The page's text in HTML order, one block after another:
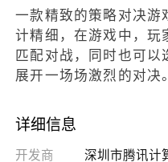
一款精致的策略对决游
计精细，在游戏中，玩
匹配对战，同时也可以
展开一场场激烈的对决。
详细信息
开发商
深圳市腾讯计